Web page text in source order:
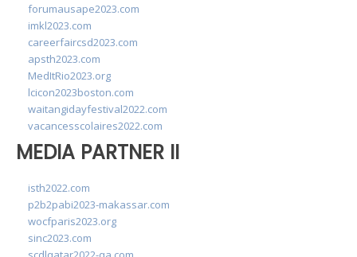
forumausape2023.com
imkl2023.com
careerfaircsd2023.com
apsth2023.com
MedItRio2023.org
lcicon2023boston.com
waitangidayfestival2022.com
vacancesscolaires2022.com
MEDIA PARTNER II
isth2022.com
p2b2pabi2023-makassar.com
wocfparis2023.org
sinc2023.com